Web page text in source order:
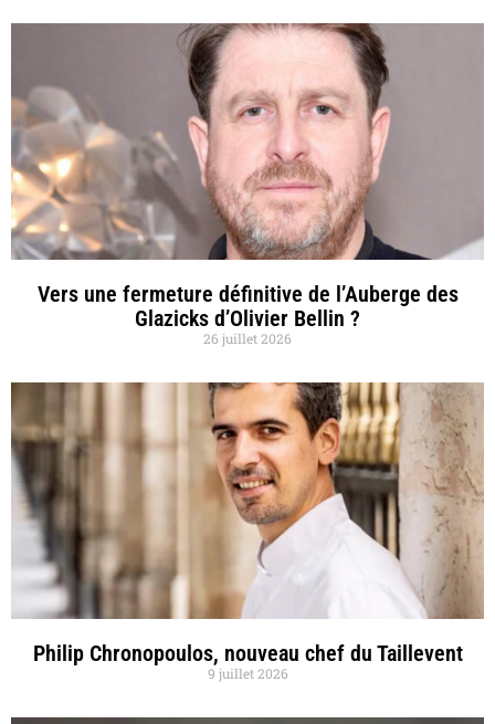
Vers une fermeture définitive de l’Auberge des
Glazicks d’Olivier Bellin ?
26 juillet 2026
Philip Chronopoulos, nouveau chef du Taillevent
9 juillet 2026